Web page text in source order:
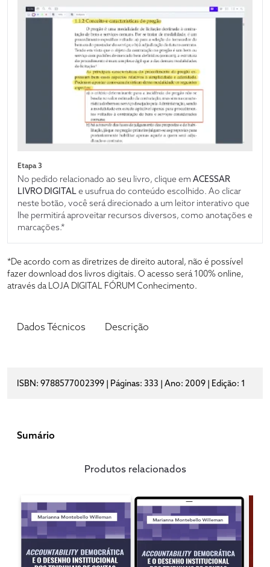
Etapa 3
No pedido relacionado ao seu livro, clique em ACESSAR
LIVRO DIGITALe usufrua do conteúdo escolhido. Ao clicar
neste botão, você será direcionado a um leitor interativo que
lhe permitirá aproveitar recursos diversos, como anotações e
marcações.*
*De acordo com as diretrizes de direito autoral, não é possível
fazer download dos livros digitais. O acesso será 100% online,
através da LOJA DIGITAL FÓRUM Conhecimento.
Dados Técnicos Descrição
ISBN: 9788577002399 | Páginas: 333 | Ano: 2009 | Edição: 1
Sumário
Produtos relacionados